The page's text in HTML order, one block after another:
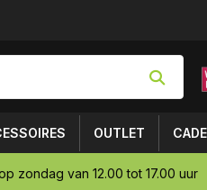
OUTLET
zondag van 12.00 tot 17.00 uur